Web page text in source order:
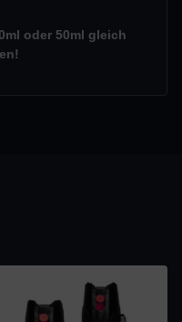
oder 50ml gleich